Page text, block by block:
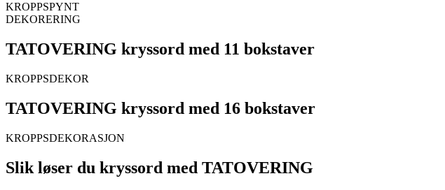
KROPPSPYNT
DEKORERING
TATOVERING kryssord med 11 bokstaver
KROPPSDEKOR
TATOVERING kryssord med 16 bokstaver
KROPPSDEKORASJON
Slik løser du kryssord med TATOVERING